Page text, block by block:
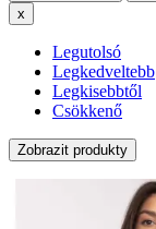
x
Legutolsó
Legkedveltebb
Legkisebbtől
Csökkenő
Zobrazit produkty